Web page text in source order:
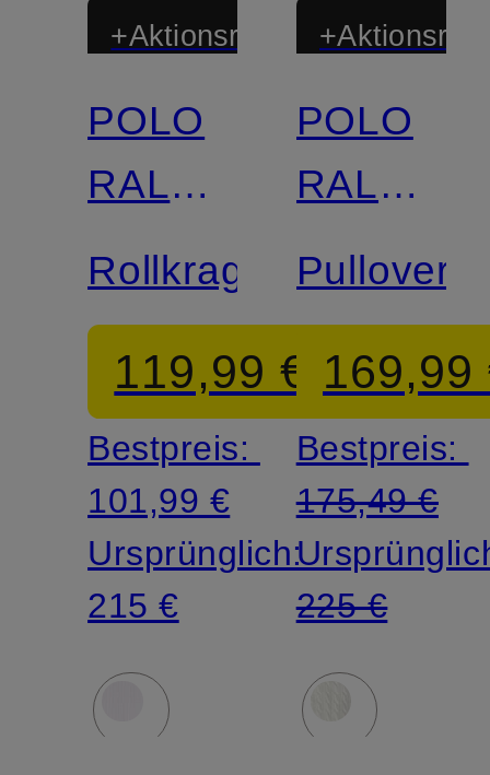
+Aktionsrabatt
POLO
RALPH
LAUREN
Rollkragenshirt
119,99 €
Bestpreis:
101,99 €
Ursprünglich:
215 €
POLO
RALPH
LAUREN
Pullover
169,99
Bestpreis:
175,49 €
225 €